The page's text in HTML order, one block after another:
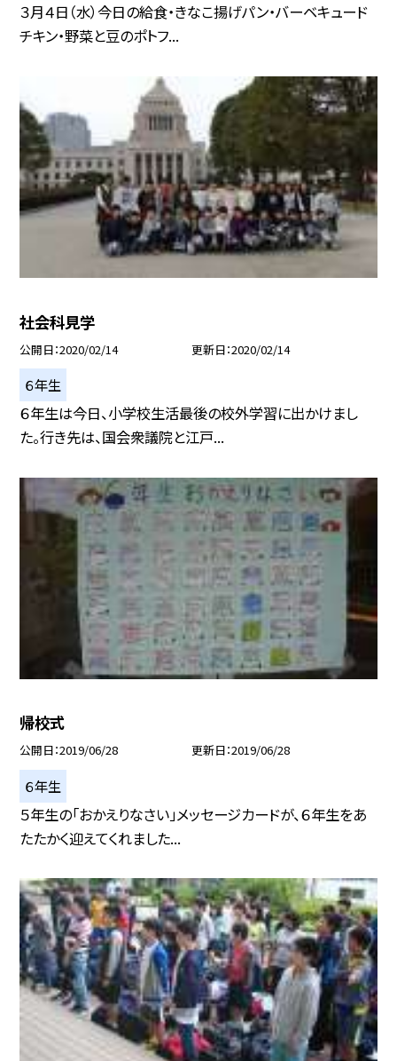
３月４日（水）今日の給食・きなこ揚げパン・バーベキュード
チキン・野菜と豆のポトフ...
社会科見学
公開日 2020/02/14 更新日 2020/02/14
６年生
６年生は今日、小学校生活最後の校外学習に出かけまし
た。行き先は、国会衆議院と江戸...
帰校式
公開日 2019/06/28 更新日 2019/06/28
６年生
５年生の「おかえりなさい」メッセージカードが、６年生をあ
たたかく迎えてくれました...